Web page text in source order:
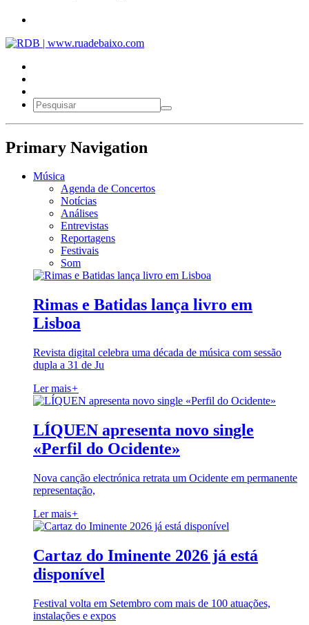
Primary Navigation
Música
Agenda de Concertos
Notícias
Análises
Entrevistas
Reportagens
Festivais
Som
Rimas e Batidas lança livro em
Lisboa
Revista digital celebra uma década de música com sessão
dupla a 31 de Ju
Ler mais+
LÍQUEN apresenta novo single
«Perfil do Ocidente»
Nova canção electrónica retrata um Ocidente em permanente
representação,
Ler mais+
Cartaz do Iminente 2026 já está
disponível
Festival volta em Setembro com mais de 100 atuações,
instalações e expos